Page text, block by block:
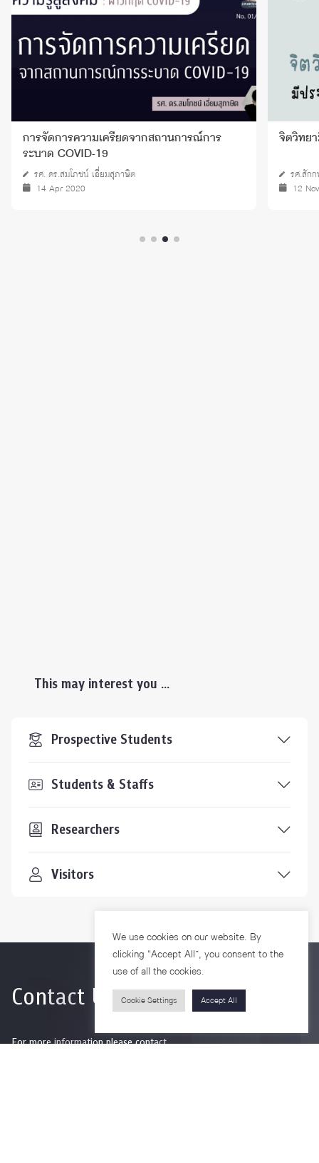
การจัดการความเครียดจากสถานการณ์การ
ระบาด COVID-19
รศ. ดร.สมโภชน์ เอี่ยมสุภาษิต
14 Apr 2020
จิตวิทย
รศ.สัก
12
This may interest you ...
Prospective Students
Students & Staffs
Researchers
Visitors
Contact Us
For more information please contact
We use cookies on our website. By
clicking “Accept All”, you consent to the
use of all the cookies.
Cookie Settings Accept All